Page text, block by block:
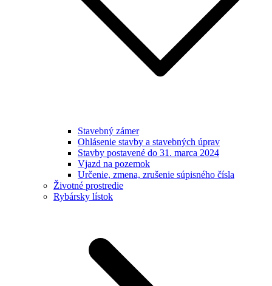
Stavebný zámer
Ohlásenie stavby a stavebných úprav
Stavby postavené do 31. marca 2024
Vjazd na pozemok
Určenie, zmena, zrušenie súpisného čísla
Životné prostredie
Rybársky lístok